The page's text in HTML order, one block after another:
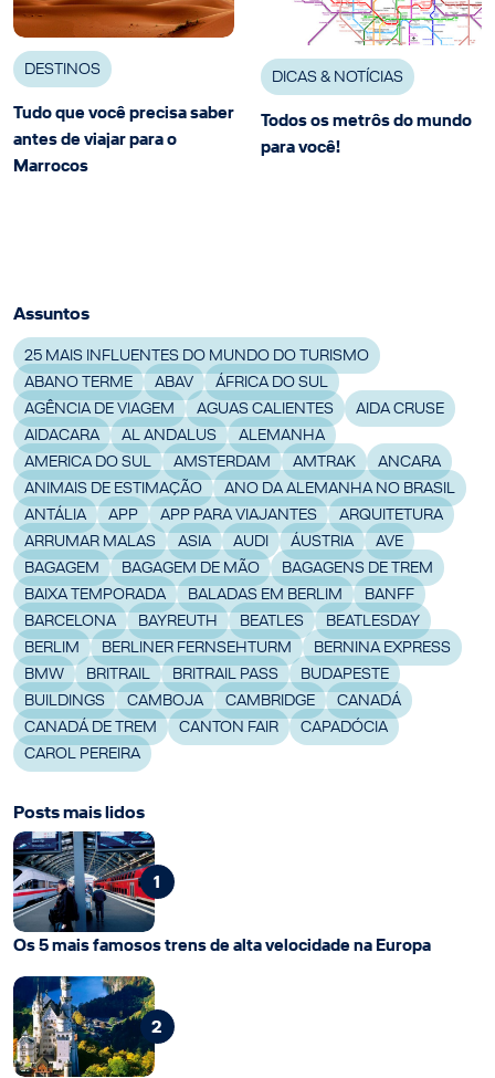
DESTINOS
Tudo que você precisa saber
antes de viajar para o
Marrocos
DICAS & NOTÍCIAS
Todos os metrôs do mundo
para você!
Assuntos
25 MAIS INFLUENTES DO MUNDO DO TURISMO
ABANO TERME
ABAV
ÁFRICA DO SUL
AGÊNCIA DE VIAGEM
AGUAS CALIENTES
AIDA CRUSE
AIDACARA
AL ANDALUS
ALEMANHA
AMERICA DO SUL
AMSTERDAM AMTRAK
ANCARA
ANIMAIS DE ESTIMAÇÃO
ANO DA ALEMANHA NO BRASIL
ANTÁLIA
APP APP PARA VIAJANTES
ARQUITETURA
ARRUMAR MALAS
ASIA AUDI ÁUSTRIA
AVE
BAGAGEM
BAGAGEM DE MÃO
BAGAGENS DE TREM
BAIXA TEMPORADA
BALADAS EM BERLIM
BANFF
BARCELONA
BAYREUTH BEATLES
BEATLESDAY
BERLIM
BERLINER FERNSEHTURM
BERNINA EXPRESS
BMW
BRITRAIL BRITRAIL PASS
BUDAPESTE
BUILDINGS
CAMBOJA CAMBRIDGE
CANADÁ
CANADÁ DE TREM
CANTON FAIR
CAPADÓCIA
CAROL PEREIRA
Posts mais lidos
1
Os 5 mais famosos trens de alta velocidade na Europa
2